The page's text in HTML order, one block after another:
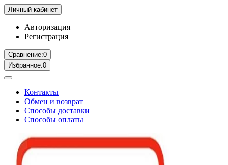
Личный кабинет
Авторизация
Регистрация
Сравнение:0
Избранное:0
Контакты
Обмен и возврат
Способы доставки
Способы оплаты